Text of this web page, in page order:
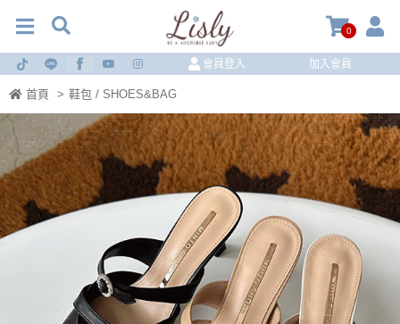
0
會員登入 加入會員
首頁 > 鞋包 / SHOES&BAG